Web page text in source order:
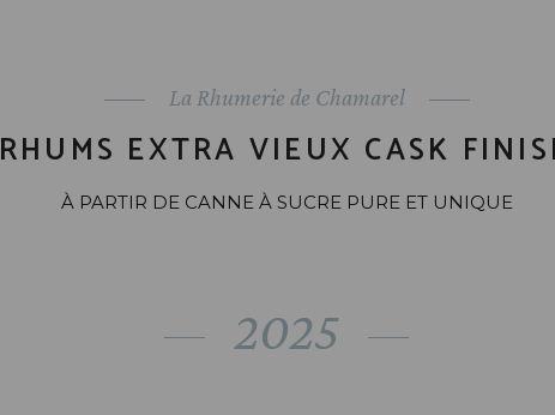
La Rhumerie de Chamarel
RHUMS EXTRA VIEUX CASK
À PARTIR DE CANNE À SUCRE PURE ET UNIQUE
2025